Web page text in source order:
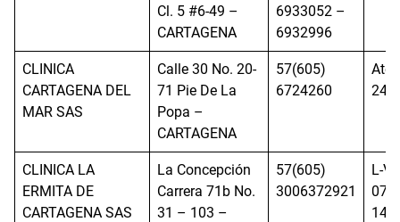
Cl. 5 #6-49 –
CARTAGENA
6933052 –
6932996
CLINICA
CARTAGENA DEL
MAR SAS
Calle 30 No. 20-
71 Pie De La
Popa –
CARTAGENA
57(605)
6724260
24h
CLINICA LA
ERMITA DE
CARTAGENA SAS
La Concepción
Carrera 71b No.
31 – 103 –
57(605)
3006372921
L-V: